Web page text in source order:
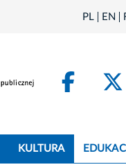
PL EN
KULTURA